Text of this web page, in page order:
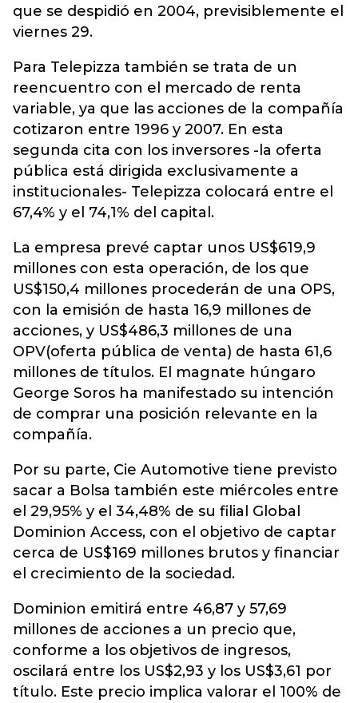
que se despidió en 2004, previsiblemente el
viernes 29.
Para Telepizza también se trata de un
reencuentro con el mercado de renta
variable, ya que las acciones de la compañía
cotizaron entre 1996 y 2007. En esta
segunda cita con los inversores -la oferta
pública está dirigida exclusivamente a
institucionales- Telepizza colocará entre el
67,4% y el 74,1% del capital.
La empresa prevé captar unos US$619,9
millones con esta operación, de los que
US$150,4 millones procederán de una OPS,
con la emisión de hasta 16,9 millones de
acciones, y US$486,3 millones de una
OPV(oferta pública de venta) de hasta 61,6
millones de títulos. El magnate húngaro
George Soros ha manifestado su intención
de comprar una posición relevante en la
compañía.
Por su parte, Cie Automotive tiene previsto
sacar a Bolsa también este miércoles entre
el 29,95% y el 34,48% de su filial Global
Dominion Access, con el objetivo de captar
cerca de US$169 millones brutos y financiar
el crecimiento de la sociedad.
Dominion emitirá entre 46,87 y 57,69
millones de acciones a un precio que,
conforme a los objetivos de ingresos,
oscilará entre los US$2,93 y los US$3,61 por
título. Este precio implica valorar el 100% de